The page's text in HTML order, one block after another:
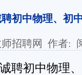
初中物理、初
招聘网 作者:
聘初中物理